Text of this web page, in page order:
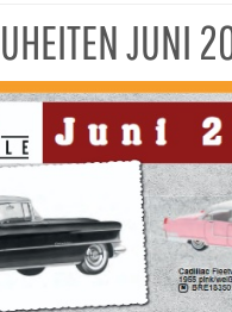
JUNI